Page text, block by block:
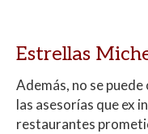
Estrellas
Además, no se
las asesorías que ex
restaurantes